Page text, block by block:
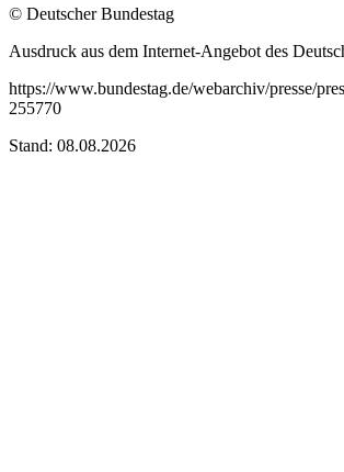
© Deutscher Bundestag
Ausdruck aus dem Internet-Angebot des
https://www.bundestag.de/webarchiv/presse/
255770
Stand: 08.08.2026